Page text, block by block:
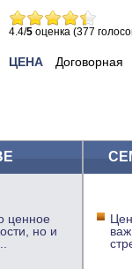
4.4/5 оценка (377
ЦЕНА Договорная
ценное
но и